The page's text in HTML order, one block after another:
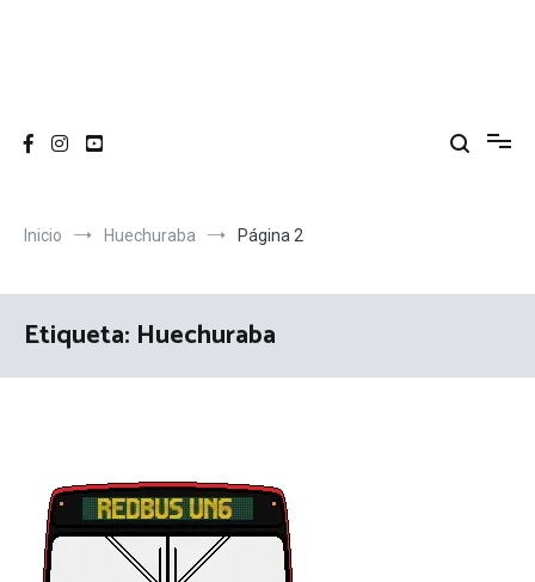
Inicio Huechuraba Página 2
Etiqueta: Huechuraba